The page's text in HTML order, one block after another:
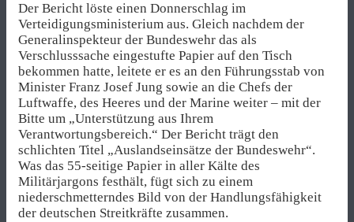
Der Bericht löste einen Donnerschlag im
Verteidigungsministerium aus. Gleich nachdem der
Generalinspekteur der Bundeswehr das als
Verschlusssache eingestufte Papier auf den Tisch
bekommen hatte, leitete er es an den Führungsstab von
Minister Franz Josef Jung sowie an die Chefs der
Luftwaffe, des Heeres und der Marine weiter – mit der
Bitte um „Unterstützung aus Ihrem
Verantwortungsbereich.“ Der Bericht trägt den
schlichten Titel „Auslandseinsätze der Bundeswehr“.
Was das 55-seitige Papier in aller Kälte des
Militärjargons festhält, fügt sich zu einem
niederschmetterndes Bild von der Handlungsfähigkeit
der deutschen Streitkräfte zusammen.